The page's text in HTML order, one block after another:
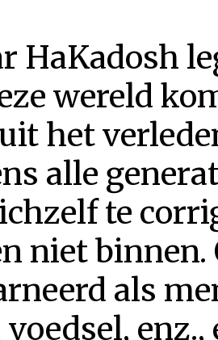
HaKadosh
wereld
het
alle
te
niet binnen.
als